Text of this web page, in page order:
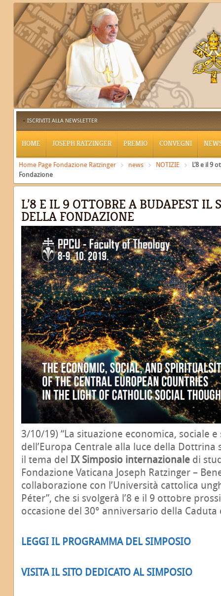
ISCRIVITI ALLA NEWSLETTER
HOME JOSEPH RATZINGER PREMIO CONVEGNI
Home Page Fondazione Ratzinger news NOTIZIE
L’8 e il 9
Fondazione
L’8 E IL 9 OTTOBRE A BUDAPEST IL
DELLA FONDAZIONE
3/10/19) “La situazione economica, sociale
dell’Europa Centrale alla luce della Dottrina
il tema del IX Simposio internazionale di
Fondazione Vaticana Joseph Ratzinger –
collaborazione con l’Università cattolica
Péter”, che si svolgerà l’8 e il 9 ottobre
occasione del 30° anniversario della
LEGGI IL PROGRAMMA DEL SIMPOSIO
VISITA IL SITO DEDICATO AL SIMPOSIO